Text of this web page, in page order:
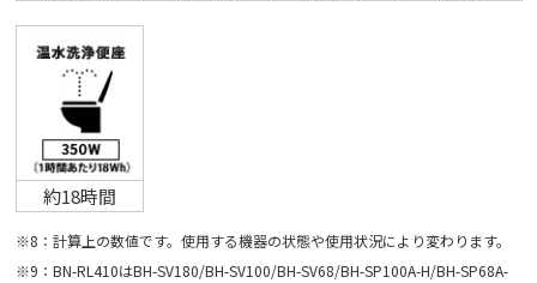
約18時間
※8：計算上の数値です。使用する機器の状態や使用状況により変わります。
※9：BN-RL410はBH-SV180/BH-SV100/BH-SV68/BH-SP100A-H/BH-SP68A-